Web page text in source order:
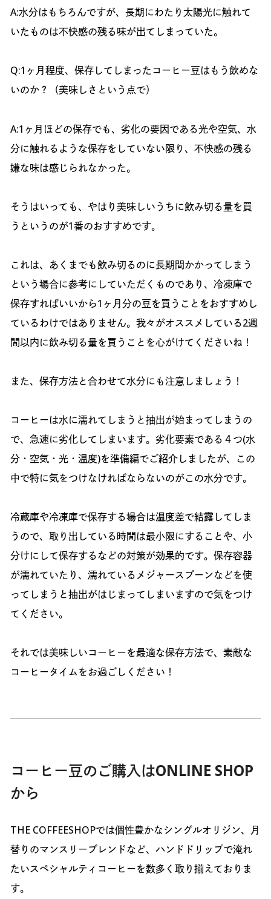
A:水分はもちろんですが、長期にわたり太陽光に触れて
いたものは不快感の残る味が出てしまっていた。
Q:1ヶ月程度、保存してしまったコーヒー豆はもう飲めな
いのか？（美味しさという点で）
A:1ヶ月ほどの保存でも、劣化の要因である光や空気、水
分に触れるような保存をしていない限り、不快感の残る
嫌な味は感じられなかった。
そうはいっても、やはり美味しいうちに飲み切る量を買
うというのが1番のおすすめです。
これは、あくまでも飲み切るのに長期間かかってしまう
という場合に参考にしていただくものであり、冷凍庫で
保存すればいいから1ヶ月分の豆を買うことをおすすめし
ているわけではありません。我々がオススメしている2週
間以内に飲み切る量を買うことを心がけてくださいね！
また、保存方法と合わせて水分にも注意しましょう！
コーヒーは水に濡れてしまうと抽出が始まってしまうの
で、急速に劣化してしまいます。劣化要素である４つ(水
分・空気・光・温度)を準備編でご紹介しましたが、この
中で特に気をつけなければならないのがこの水分です。
冷蔵庫や冷凍庫で保存する場合は温度差で結露してしま
うので、取り出している時間は最小限にすることや、小
分けにして保存するなどの対策が効果的です。保存容器
が濡れていたり、濡れているメジャースプーンなどを使
ってしまうと抽出がはじまってしまいますので気をつけ
てください。
それでは美味しいコーヒーを最適な保存方法で、素敵な
コーヒータイムをお過ごしください！
コーヒー豆のご購入はONLINE SHOP
から
THE COFFEESHOPでは個性豊かなシングルオリジン、月
替りのマンスリーブレンドなど、ハンドドリップで淹れ
たいスペシャルティコーヒーを数多く取り揃えておりま
す。